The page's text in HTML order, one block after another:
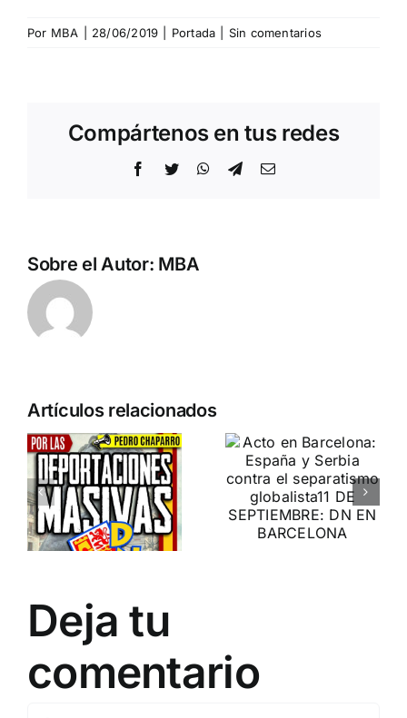
Por MBA 28/06/2019 Portada Sin comentarios
Compártenos en tus redes
Facebook
Twitter WhatsApp
TelegramCorreo
Sobre el Autor: MBA
Artículos relacionados
Acto en
Barcelona:
España y
Serbia
contra el
separatismo
globalista
EN BARCELONA
acto DN
contra la
invasión
migratoria
y el gran
Deja tu
comentario